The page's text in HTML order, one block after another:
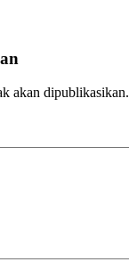
akan dipublikasikan.